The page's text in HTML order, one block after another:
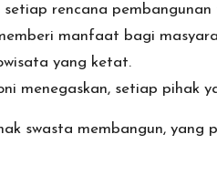
rencana
manfaat bagi
yang ketat.
menegaskan, setiap pihak
swasta membangun,